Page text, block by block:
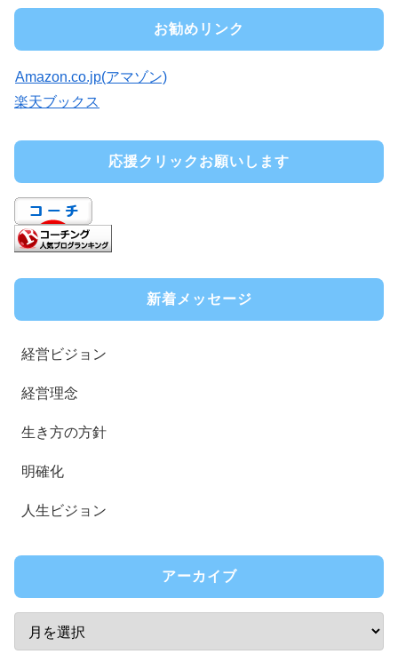
お勧めリンク
Amazon.co.jp(アマゾン)
楽天ブックス
応援クリックお願いします
新着メッセージ
経営ビジョン
経営理念
生き方の方針
明確化
人生ビジョン
アーカイブ